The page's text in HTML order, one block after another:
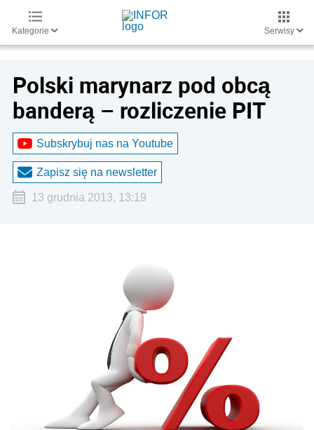
Kategorie Serwisy
Polski marynarz pod obcą
banderą – rozliczenie PIT
Subskrybuj nas na Youtube
Zapisz się na newsletter
13 grudnia 2013, 13:19